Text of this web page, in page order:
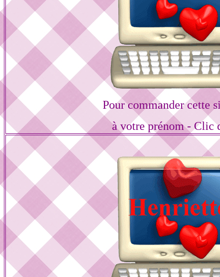
Pour commander cette
à votre prénom - Clic